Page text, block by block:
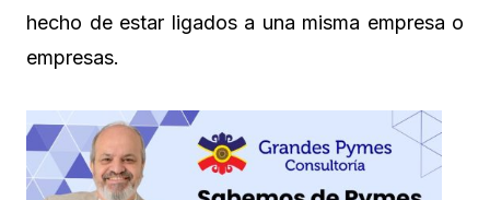
hecho de estar ligados a una misma empresa o
empresas.